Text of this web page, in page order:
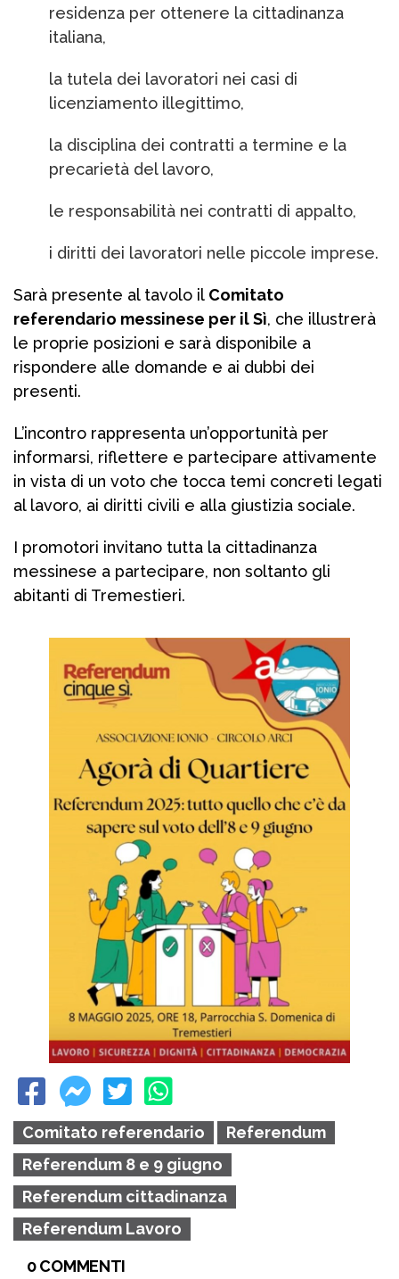
residenza per ottenere la cittadinanza
italiana,
la tutela dei lavoratori nei casi di
licenziamento illegittimo,
la disciplina dei contratti a termine e la
precarietà del lavoro,
le responsabilità nei contratti di appalto,
i diritti dei lavoratori nelle piccole imprese.
Sarà presente al tavolo il Comitato
referendario messinese per il Sì, che illustrerà
le proprie posizioni e sarà disponibile a
rispondere alle domande e ai dubbi dei
presenti.
L’incontro rappresenta un’opportunità per
informarsi, riflettere e partecipare attivamente
in vista di un voto che tocca temi concreti legati
al lavoro, ai diritti civili e alla giustizia sociale.
I promotori invitano tutta la cittadinanza
messinese a partecipare, non soltanto gli
abitanti di Tremestieri.
Comitato referendario
Referendum
Referendum 8 e 9 giugno
Referendum cittadinanza
Referendum Lavoro
0 COMMENTI